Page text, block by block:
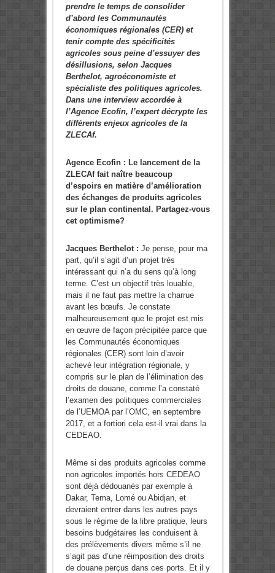
prendre le temps de consolider
d’abord les Communautés
économiques régionales (CER) et
tenir compte des spécificités
agricoles sous peine d’essuyer des
désillusions, selon Jacques
Berthelot, agroéconomiste et
spécialiste des politiques agricoles.
Dans une interview accordée à
l’Agence Ecofin, l’expert décrypte les
différents enjeux agricoles de la
ZLECAf.
Agence Ecofin : Le lancement de la
ZLECAf fait naître beaucoup
d’espoirs en matière d’amélioration
des échanges de produits agricoles
sur le plan continental. Partagez-vous
cet optimisme?
Jacques Berthelot : Je pense, pour ma
part, qu’il s’agit d’un projet très
intéressant qui n’a du sens qu’à long
terme. C’est un objectif très louable,
mais il ne faut pas mettre la charrue
avant les bœufs. Je constate
malheureusement que le projet est mis
en œuvre de façon précipitée parce que
les Communautés économiques
régionales (CER) sont loin d’avoir
achevé leur intégration régionale, y
compris sur le plan de l’élimination des
droits de douane, comme l’a constaté
l’examen des politiques commerciales
de l’UEMOA par l’OMC, en septembre
2017, et a fortiori cela est-il vrai dans la
CEDEAO.
Même si des produits agricoles comme
non agricoles importés hors CEDEAO
sont déjà dédouanés par exemple à
Dakar, Tema, Lomé ou Abidjan, et
devraient entrer dans les autres pays
sous le régime de la libre pratique, leurs
besoins budgétaires les conduisent à
des prélèvements divers même s’il ne
s’agit pas d’une réimposition des droits
de douane perçus dans ces ports. Et il y